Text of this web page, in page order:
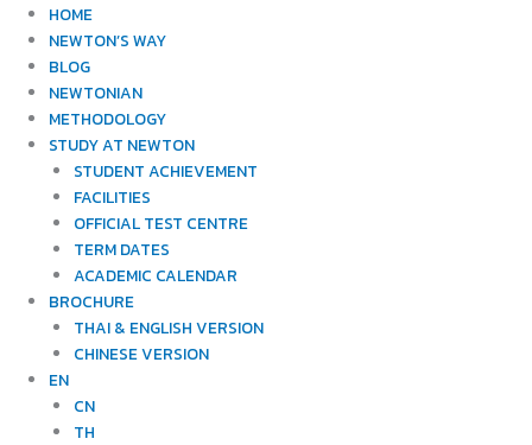
HOME
NEWTON’S WAY
BLOG
NEWTONIAN
METHODOLOGY
STUDY AT NEWTON
STUDENT ACHIEVEMENT
FACILITIES
OFFICIAL TEST CENTRE
TERM DATES
ACADEMIC CALENDAR
BROCHURE
THAI & ENGLISH VERSION
CHINESE VERSION
EN
CN
TH